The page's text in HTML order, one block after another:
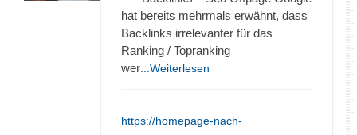
hat bereits mehrmals erwähnt, dass
Backlinks irrelevanter für das
Ranking / Topranking
wer ...Weiterlesen
https://homepage-nach-